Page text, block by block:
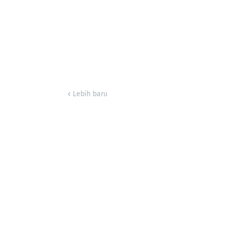
Lebih baru